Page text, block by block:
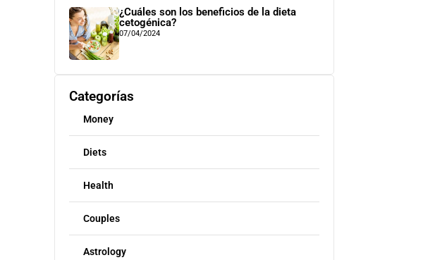
¿Cuáles son los beneficios de la dieta
cetogénica?
07/04/2024
Categorías
Money
Diets
Health
Couples
Astrology